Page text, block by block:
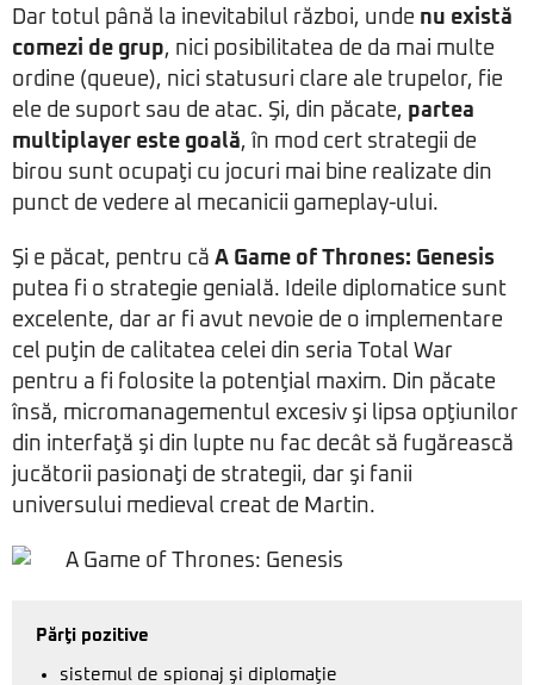
Dar totul până la inevitabilul război, unde nu există
comezi de grup, nici posibilitatea de da mai multe
ordine (queue), nici statusuri clare ale trupelor, fie
ele de suport sau de atac. Şi, din păcate, partea
multiplayer este goală, în mod cert strategii de
birou sunt ocupaţi cu jocuri mai bine realizate din
punct de vedere al mecanicii gameplay-ului.
Şi e păcat, pentru că A Game of Thrones: Genesis
putea fi o strategie genială. Ideile diplomatice sunt
excelente, dar ar fi avut nevoie de o implementare
cel puţin de calitatea celei din seria Total War
pentru a fi folosite la potenţial maxim. Din păcate
însă, micromanagementul excesiv şi lipsa opţiunilor
din interfaţă şi din lupte nu fac decât să fugărească
jucătorii pasionaţi de strategii, dar şi fanii
universului medieval creat de Martin.
Părţi pozitive
sistemul de spionaj şi diplomaţie